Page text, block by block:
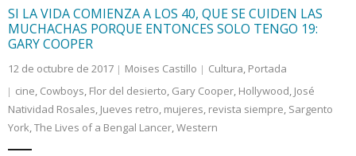
SI LA VIDA COMIENZA A LOS 40, QUE SE CUIDEN LAS
MUCHACHAS PORQUE ENTONCES SOLO TENGO 19:
GARY COOPER
12 de octubre de 2017 Moises Castillo Cultura, Portada
cine, Cowboys, Flor del desierto, Gary Cooper, Hollywood, José
Natividad Rosales, Jueves retro, mujeres, revista siempre, Sargento
York,The Lives of a Bengal Lancer,Western